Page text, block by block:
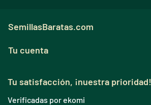
SemillasBaratas.com
Tu cuenta
Tu satisfacción, ¡nuestra prioridad!
Verificadas por ekomi